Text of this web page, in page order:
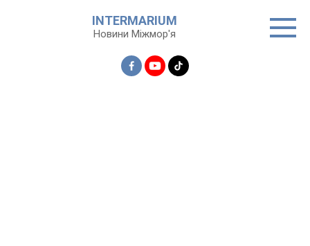
INTERMARIUM
Новини Міжмор'я